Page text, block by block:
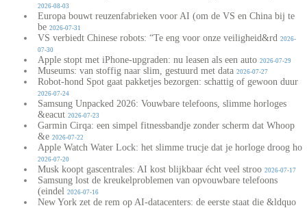
2026-08-03
Europa bouwt reuzenfabrieken voor AI (om de VS en China bij te
be 2026-07-31
VS verbiedt Chinese robots: “Te eng voor onze veiligheid&rd 2026-
07-30
Apple stopt met iPhone-upgraden: nu leasen als een auto 2026-07-29
Museums: van stoffig naar slim, gestuurd met data 2026-07-27
Robot-hond Spot gaat pakketjes bezorgen: schattig of gewoon duur
2026-07-24
Samsung Unpacked 2026: Vouwbare telefoons, slimme horloges
&eacut 2026-07-23
Garmin Cirqa: een simpel fitnessbandje zonder scherm dat Whoop
&e 2026-07-22
Apple Watch Water Lock: het slimme trucje dat je horloge droog ho
2026-07-20
Musk koopt gascentrales: AI kost blijkbaar écht veel stroo 2026-07-17
Samsung lost de kreukelproblemen van opvouwbare telefoons
(eindel 2026-07-16
New York zet de rem op AI-datacenters: de eerste staat die &ldquo